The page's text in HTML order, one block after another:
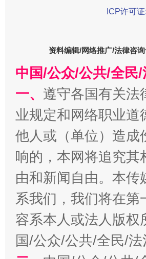
在谋一域中谋全局
习近平的博鳌关键词
ICP许可
资料编辑/网络推广/法律咨询
中国/公众/公共/全民
一、 遵守各国有关法
业规定和网络职业
他人或（单位）造成
响的，本网将追究
由和新闻自由。本
系我们，我们将在
容系本人或法人版
国/公众/公共/全民/